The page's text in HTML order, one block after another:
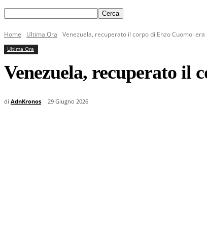
Home Ultima Ora Venezuela, recuperato il corpo di Enzo Cuomo:
Ultima Ora
Venezuela, recuperato il
di AdnKronos 29 Giugno 2026